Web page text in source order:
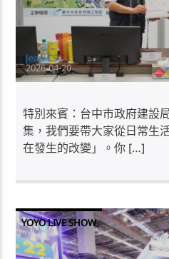
Jean-CS
2026-04-20
特別來賓：台中市政府建設
集，我們要帶大家從日常生
在發生的改變」。你 […]
YOYO LIVE SHOW